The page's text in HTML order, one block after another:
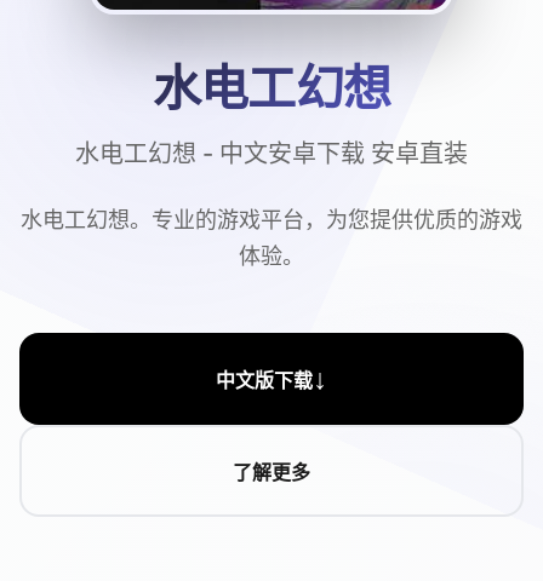
水电工幻想
水电工幻想 - 中文安卓下载 安卓直装
水电工幻想。专业的游戏平台，为您提供优质的游戏
体验。
中文版下载↓
了解更多